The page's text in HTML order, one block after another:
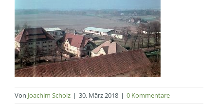
Von Joachim Scholz | 30. März 2018 | 0 Kommentare